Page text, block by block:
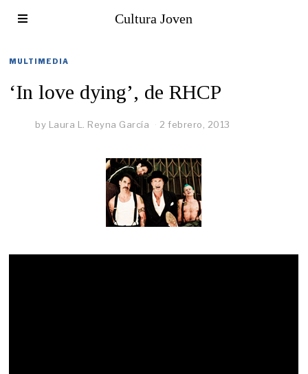
Cultura Joven
MULTIMEDIA
‘In love dying’, de RHCP
by Laura L. Reyna García 2 febrero, 2013